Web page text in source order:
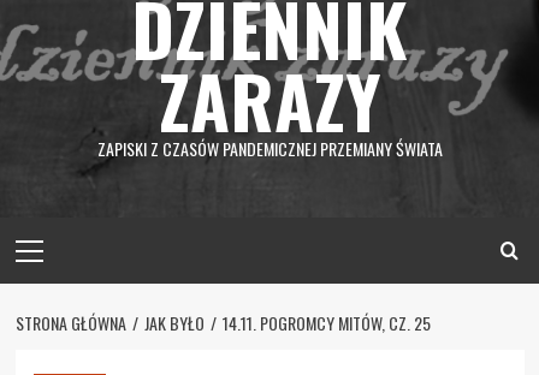
DZIENNIK
ZARAZY
ZAPISKI Z CZASÓW PANDEMICZNEJ PRZEMIANY ŚWIATA
Menu
STRONA GŁÓWNA JAK BYŁO 14.11. POGROMCY MITÓW, CZ. 25